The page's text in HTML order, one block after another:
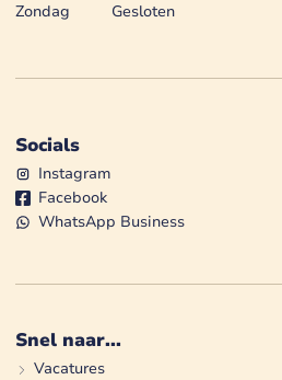
Zondag
Gesloten
Socials
Instagram
Facebook
WhatsApp Business
Snel naar...
Vacatures